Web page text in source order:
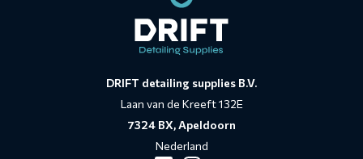
DRIFT detailing supplies B.V.
Laan van de Kreeft 132E
7324 BX, Apeldoorn
Nederland